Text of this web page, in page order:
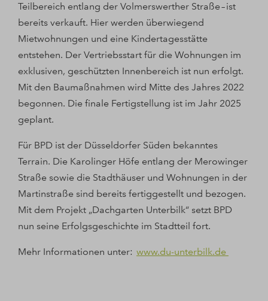
Teilbereich entlang der Volmerswerther Straße – ist
bereits verkauft. Hier werden überwiegend
Mietwohnungen und eine Kindertagesstätte
entstehen. Der Vertriebsstart für die Wohnungen im
exklusiven, geschützten Innenbereich ist nun erfolgt.
Mit den Baumaßnahmen wird Mitte des Jahres 2022
begonnen. Die finale Fertigstellung ist im Jahr 2025
geplant.
Für BPD ist der Düsseldorfer Süden bekanntes
Terrain. Die Karolinger Höfe entlang der Merowinger
Straße sowie die Stadthäuser und Wohnungen in der
Martinstraße sind bereits fertiggestellt und bezogen.
Mit dem Projekt „Dachgarten Unterbilk“ setzt BPD
nun seine Erfolgsgeschichte im Stadtteil fort.
Mehr Informationen unter: www.du-unterbilk.de